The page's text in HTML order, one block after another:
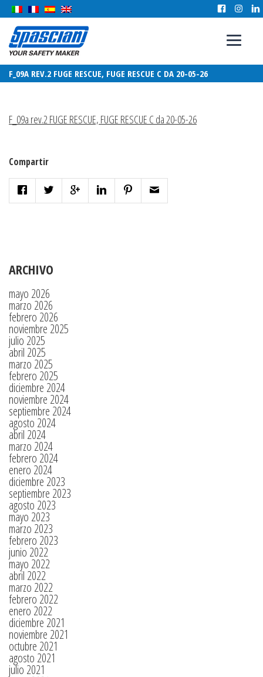
F_09A REV.2 FUGE RESCUE, FUGE RESCUE C DA 20-05-26
F_09a rev.2 FUGE RESCUE, FUGE RESCUE C da 20-05-26
Compartir
ARCHIVO
mayo 2026
marzo 2026
febrero 2026
noviembre 2025
julio 2025
abril 2025
marzo 2025
febrero 2025
diciembre 2024
noviembre 2024
septiembre 2024
agosto 2024
abril 2024
marzo 2024
febrero 2024
enero 2024
diciembre 2023
septiembre 2023
agosto 2023
mayo 2023
marzo 2023
febrero 2023
junio 2022
mayo 2022
abril 2022
marzo 2022
febrero 2022
enero 2022
diciembre 2021
noviembre 2021
octubre 2021
agosto 2021
julio 2021